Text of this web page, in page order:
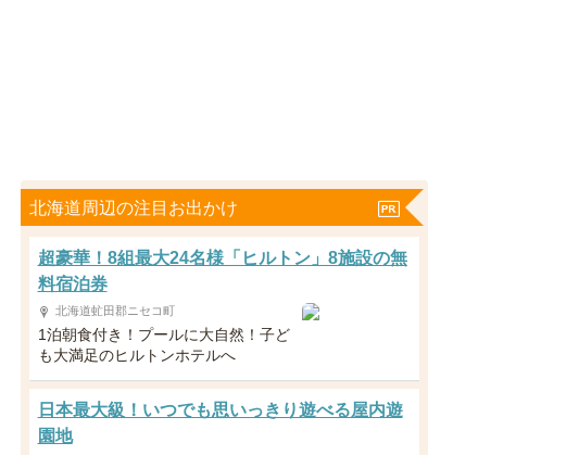
北海道周辺の注目お出かけ
超豪華！8組最大24名様「ヒルトン」8施設の無
料宿泊券
北海道虻田郡ニセコ町
1泊朝食付き！プールに大自然！子ど
も大満足のヒルトンホテルへ
日本最大級！いつでも思いっきり遊べる屋内遊
園地